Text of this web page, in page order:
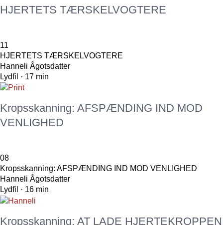
HJERTETS TÆRSKELVOGTERE
11
HJERTETS TÆRSKELVOGTERE
Hanneli Ågotsdatter
Lydfil · 17 min
Kropsskanning: AFSPÆNDING IND MOD
VENLIGHED
08
Kropsskanning: AFSPÆNDING IND MOD VENLIGHED
Hanneli Ågotsdatter
Lydfil · 16 min
Kropsskanning: AT LADE HJERTEKROPPEN